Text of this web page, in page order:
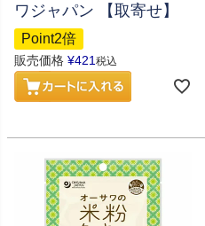
ワジャパン 【取寄せ】
Point2倍
販売価格 ¥421 税込